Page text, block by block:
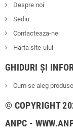
Despre noi
Sediu
Contacteaza-ne
Harta site-ului
GHIDURI ȘI
Cum se aleg
© COPYRIGHT
ANPC -